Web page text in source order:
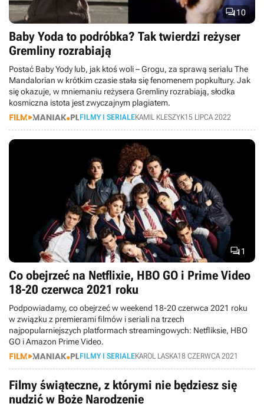
10
Baby Yoda to podróbka? Tak twierdzi reżyser
Gremliny rozrabiają
Postać Baby Yody lub, jak ktoś woli – Grogu, za sprawą serialu The
Mandalorian w krótkim czasie stała się fenomenem popkultury. Jak
się okazuje, w mniemaniu reżysera Gremliny rozrabiają, słodka
kosmiczna istota jest zwyczajnym plagiatem.
FILMY I SERIALEKAMIL KLESZYK15 LIPCA 2022
1
Co obejrzeć na Netflixie, HBO GO i Prime Video
18-20 czerwca 2021 roku
Podpowiadamy, co obejrzeć w weekend 18-20 czerwca 2021 roku
w związku z premierami filmów i seriali na trzech
najpopularniejszych platformach streamingowych: Netfliksie, HBO
GO i Amazon Prime Video.
FILMY I SERIALEKAROL LASKA18 CZERWCA 2021
Filmy świąteczne, z którymi nie będziesz się
nudzić w Boże Narodzenie